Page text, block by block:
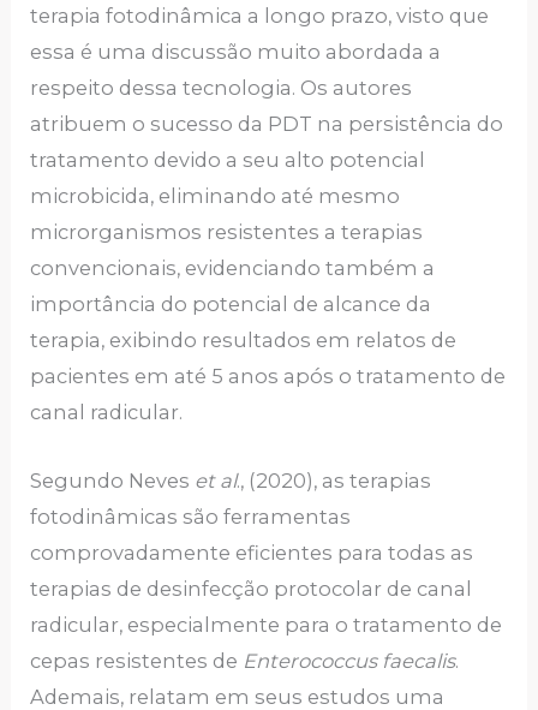
terapia fotodinâmica a longo prazo, visto que
essa é uma discussão muito abordada a
respeito dessa tecnologia. Os autores
atribuem o sucesso da PDT na persistência do
tratamento devido a seu alto potencial
microbicida, eliminando até mesmo
microrganismos resistentes a terapias
convencionais, evidenciando também a
importância do potencial de alcance da
terapia, exibindo resultados em relatos de
pacientes em até 5 anos após o tratamento de
canal radicular.
Segundo Neves et al., (2020), as terapias
fotodinâmicas são ferramentas
comprovadamente eficientes para todas as
terapias de desinfecção protocolar de canal
radicular, especialmente para o tratamento de
cepas resistentes de Enterococcus faecalis.
Ademais, relatam em seus estudos uma